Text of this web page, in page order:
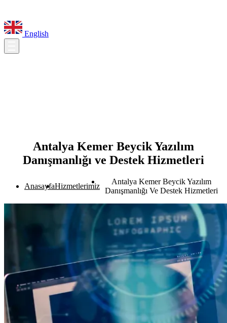
English
Antalya Kemer Beycik Yazılım
Danışmanlığı ve Destek Hizmetleri
AnasayfaHizmetlerimiz
Antalya Kemer Beycik Yazılım
Danışmanlığı Ve Destek Hizmetleri